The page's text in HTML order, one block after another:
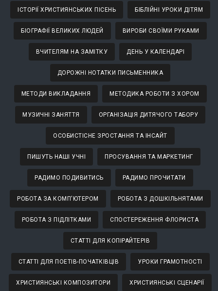
ІСТОРІЇ ХРИСТИЯНСЬКИХ ПІСЕНЬ БІБЛІЙНІ УРОКИ ДІТЯМ
БІОГРАФІЇ ВЕЛИКИХ ЛЮДЕЙ ВИРОБИ СВОЇМИ РУКАМИ
ВЧИТЕЛЯМ НА ЗАМІТКУ ДЕНЬ У КАЛЕНДАРІ
ДОРОЖНІ НОТАТКИ ПИСЬМЕННИКА
МЕТОДИ ВИКЛАДАННЯ МЕТОДИКА РОБОТИ З ХОРОМ
МУЗИЧНІ ЗАНЯТТЯ ОРГАНІЗАЦІЯ ДИТЯЧОГО ТАБОРУ
ОСОБИСТІСНЕ ЗРОСТАННЯ ТА ІНСАЙТ
ПИШУТЬ НАШІ УЧНІ ПРОСУВАННЯ ТА МАРКЕТИНГ
РАДИМО ПОДИВИТИСЬ РАДИМО ПРОЧИТАТИ
РОБОТА ЗА КОМП'ЮТЕРОМ РОБОТА З ДОШКІЛЬНЯТАМИ
РОБОТА З ПІДЛІТКАМИ СПОСТЕРЕЖЕННЯ ФЛОРИСТА
СТАТТІ ДЛЯ КОПІРАЙТЕРІВ
СТАТТІ ДЛЯ ПОЕТІВ-ПОЧАТКІВЦІВ УРОКИ ГРАМОТНОСТІ
ХРИСТИЯНСЬКІ КОМПОЗИТОРИ ХРИСТИЯНСЬКІ СЦЕНАРІЇ